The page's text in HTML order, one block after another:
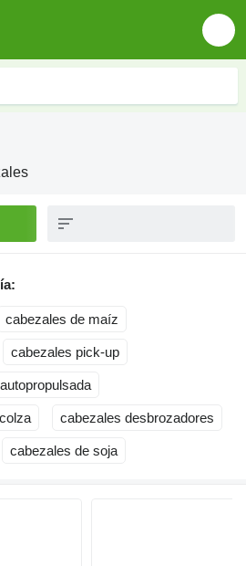
cabezales de maíz
cabezales pick-up
cabezales desbrozadores
cabezales de soja